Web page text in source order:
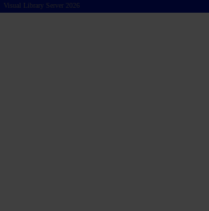
Visual Library Server 2026